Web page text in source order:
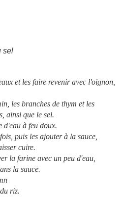
sel
et les faire revenir avec l'oignon,
les branches de thym et les
ainsi que le sel.
d'eau à feu doux.
puis les ajouter à la sauce,
cuire.
la farine avec un peu d'eau,
la sauce.
riz.